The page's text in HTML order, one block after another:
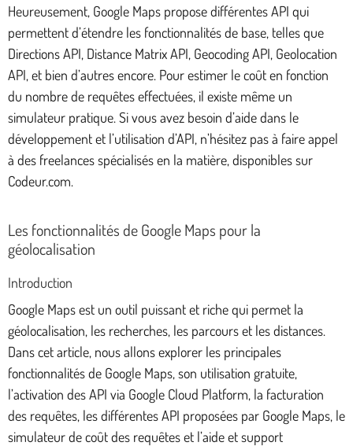
Heureusement, Google Maps propose différentes API qui
permettent d’étendre les fonctionnalités de base, telles que
Directions API, Distance Matrix API, Geocoding API, Geolocation
API, et bien d’autres encore. Pour estimer le coût en fonction
du nombre de requêtes effectuées, il existe même un
simulateur pratique. Si vous avez besoin d’aide dans le
développement et l’utilisation d’API, n’hésitez pas à faire appel
à des freelances spécialisés en la matière, disponibles sur
Codeur.com.
Les fonctionnalités de Google Maps pour la
géolocalisation
Introduction
Google Maps est un outil puissant et riche qui permet la
géolocalisation, les recherches, les parcours et les distances.
Dans cet article, nous allons explorer les principales
fonctionnalités de Google Maps, son utilisation gratuite,
l’activation des API via Google Cloud Platform, la facturation
des requêtes, les différentes API proposées par Google Maps, le
simulateur de coût des requêtes et l’aide et support